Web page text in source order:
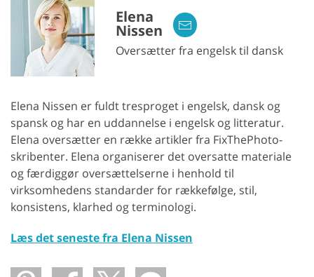
Elena
Nissen
Oversætter fra engelsk til dansk
Elena Nissen er fuldt tresproget i engelsk, dansk og
spansk og har en uddannelse i engelsk og litteratur.
Elena oversætter en række artikler fra FixThePhoto-
skribenter. Elena organiserer det oversatte materiale
og færdiggør oversættelserne i henhold til
virksomhedens standarder for rækkefølge, stil,
konsistens, klarhed og terminologi.
Læs det seneste fra Elena Nissen